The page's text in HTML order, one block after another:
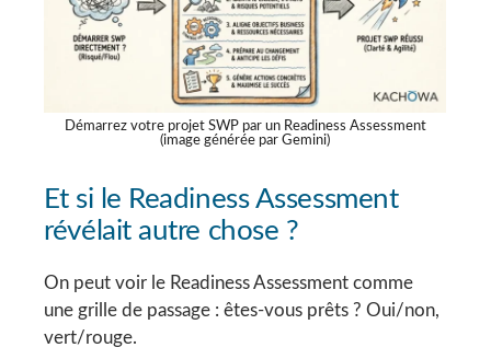
Démarrez votre projet SWP par un Readiness Assessment
(image générée par Gemini)
Et si le Readiness Assessment
révélait autre chose ?
On peut voir le Readiness Assessment comme
une grille de passage : êtes-vous prêts ? Oui/non,
vert/rouge.